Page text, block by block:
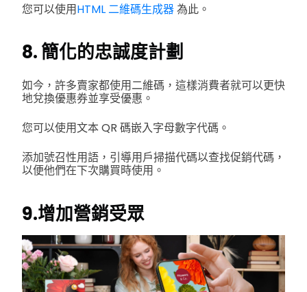
您可以使用HTML 二維碼生成器為此。
8. 簡化的忠誠度計劃
如今，許多賣家都使用二維碼，這樣消費者就可以更快
地兌換優惠券並享受優惠。
您可以使用文本 QR 碼嵌入字母數字代碼。
添加號召性用語，引導用戶掃描代碼以查找促銷代碼，
以便他們在下次購買時使用。
9.增加營銷受眾